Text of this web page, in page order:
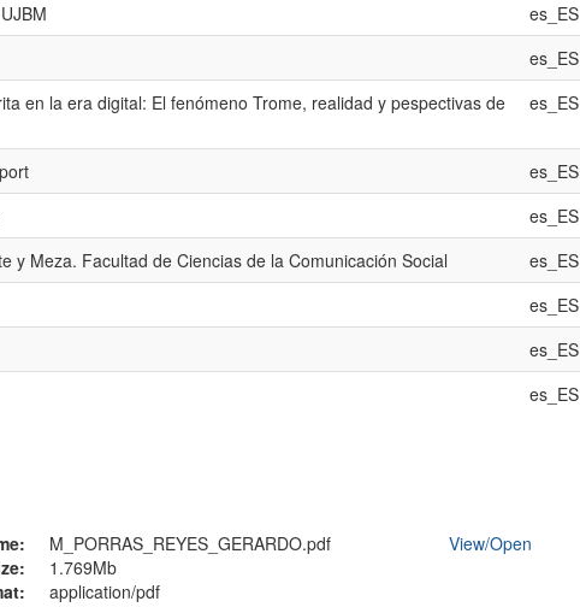
es_ES
es_ES
en la era digital: El fenómeno Trome, realidad y pespectivas de
es_ES
es_ES
es_ES
y Meza. Facultad de Ciencias de la Comunicación Social
es_ES
es_ES
es_ES
es_ES
M_PORRAS_REYES_GERARDO.pdf
1.769Mb
application/pdf
View/Open